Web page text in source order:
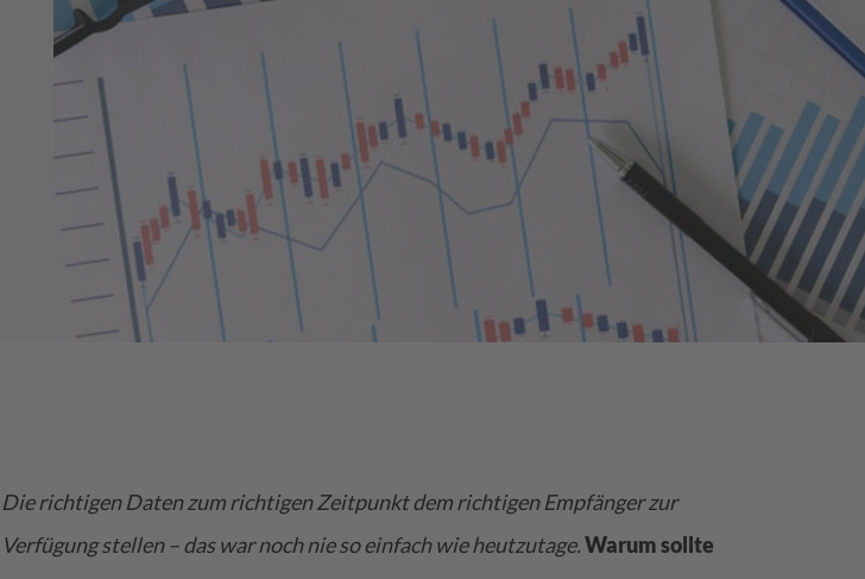
Die richtigen Daten zum richtigen Zeitpunkt dem richtigen Empfänger zur
Verfügung stellen – das war noch nie so einfach wie heutzutage.Warum sollte